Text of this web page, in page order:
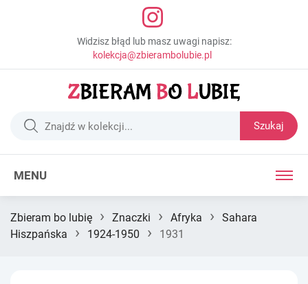
Widzisz błąd lub masz uwagi napisz:
kolekcja@zbierambolubie.pl
Szukaj
MENU
Zbieram bo lubię › Znaczki › Afryka ›
Sahara
Hiszpańska
› 1924-1950 › 1931